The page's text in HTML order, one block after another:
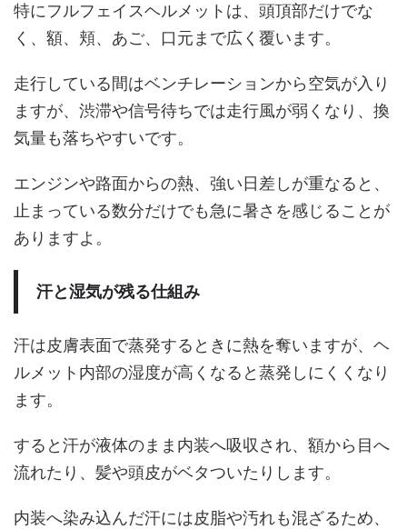
特にフルフェイスヘルメットは、頭頂部だけでな
く、額、頬、あご、口元まで広く覆います。
走行している間はベンチレーションから空気が入り
ますが、渋滞や信号待ちでは走行風が弱くなり、換
気量も落ちやすいです。
エンジンや路面からの熱、強い日差しが重なると、
止まっている数分だけでも急に暑さを感じることが
ありますよ。
汗と湿気が残る仕組み
汗は皮膚表面で蒸発するときに熱を奪いますが、ヘ
ルメット内部の湿度が高くなると蒸発しにくくなり
ます。
すると汗が液体のまま内装へ吸収され、額から目へ
流れたり、髪や頭皮がベタついたりします。
内装へ染み込んだ汗には皮脂や汚れも混ざるため、